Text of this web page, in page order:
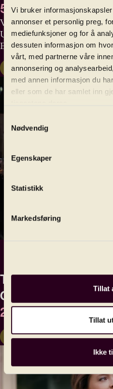
Vi bruker
annonser et personlig preg,
mediefunksjoner og for å
dessuten informasjon om
vårt, med partnerne våre
annonsering og
med annen informasjon du
eller som de har samlet inn
Nødvendig
Egenskaper
Statistikk
Markedsføring
Tillat
Tillat
Ikke
5. desember
Vi lover god julestemning
Ungdomsorkester og unge
Bergen kulturskole.
Kjøp billett Les mer
Tsjaikovskijs
Christian Tetzlaff og
23. april
Kjøp billett Les mer